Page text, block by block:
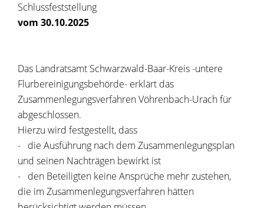
Schlussfeststellung
vom 30.10.2025
Das Landratsamt Schwarzwald-Baar-Kreis -untere
Flurbereinigungsbehörde- erklärt das
Zusammenlegungsverfahren Vöhrenbach-Urach für
abgeschlossen.
Hierzu wird festgestellt, dass
- die Ausführung nach dem Zusammenlegungsplan
und seinen Nachträgen bewirkt ist
- den Beteiligten keine Ansprüche mehr zustehen,
die im Zusammenlegungsverfahren hätten